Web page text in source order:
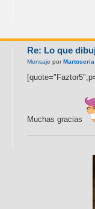
Re: Lo que
Mensaje porMartoseria
Muchas gracias